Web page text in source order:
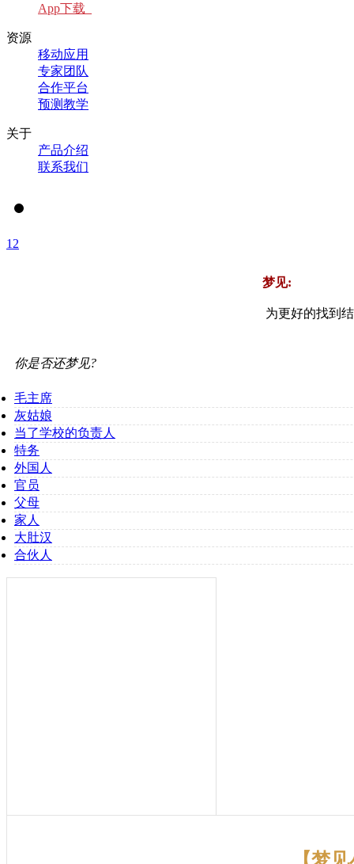
App下载
资源
移动应用
专家团队
合作平台
预测教学
关于
产品介绍
联系我们
1 2
梦见:
为更好的找到
你是否还梦见?
毛主席
灰姑娘
当了学校的负责人
特务
外国人
官员
父母
家人
大肚汉
合伙人
【梦